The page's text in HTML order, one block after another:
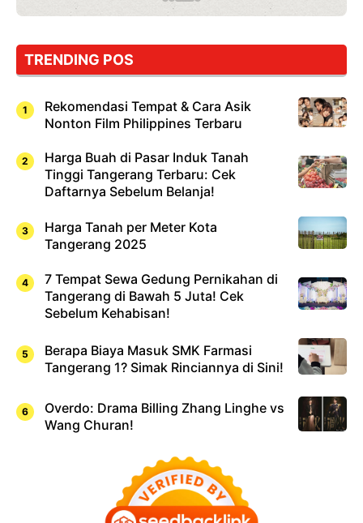
Dicoba,
Cuma
Sushi!
TRENDING POS
Rekomendasi Tempat & Cara Asik
Nonton Film Philippines Terbaru
Harga Buah di Pasar Induk Tanah
Tinggi Tangerang Terbaru: Cek
Daftarnya Sebelum Belanja!
Harga Tanah per Meter Kota
Tangerang 2025
7 Tempat Sewa Gedung Pernikahan di
Tangerang di Bawah 5 Juta! Cek
Sebelum Kehabisan!
Berapa Biaya Masuk SMK Farmasi
Tangerang 1? Simak Rinciannya di Sini!
Overdo: Drama Billing Zhang Linghe vs
Wang Churan!